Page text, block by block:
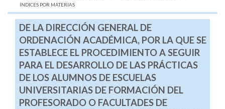
AQUÍ:
ÍNDICES POR MATERIAS
DE LA DIRECCIÓN GENERAL DE
ORDENACIÓN ACADÉMICA, POR LA QUE SE
ESTABLECE EL PROCEDIMIENTO A SEGUIR
PARA EL DESARROLLO DE LAS PRÁCTICAS
DE LOS ALUMNOS DE ESCUELAS
UNIVERSITARIAS DE FORMACIÓN DEL
PROFESORADO O FACULTADES DE